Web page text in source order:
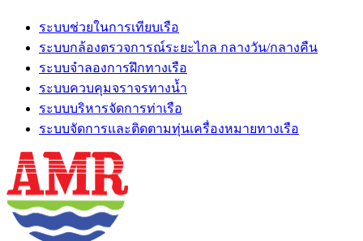
ระบบช่วยในการเทียบเรือ
ระบบกล้องตรวจการณ์ระยะไกล กลางวัน/กลางคืน
ระบบจำลองการฝึกทางเรือ
ระบบควบคุมจราจรทางน้ำ
ระบบบริหารจัดการท่าเรือ
ระบบจัดการและติดตามทุ่นเครื่องหมายทางเรือ